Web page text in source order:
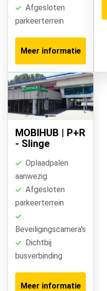
Afgesloten
parkeerterrein
Meer informatie
MOBIHUB | P+R
- Slinge
Oplaadpalen
aanwezig
Afgesloten
parkeerterrein
Beveiligingscamera's
Dichtbij
busverbinding
Meer informatie